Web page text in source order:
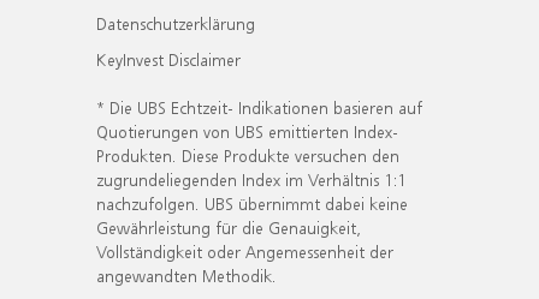
Datenschutzerklärung
KeyInvest Disclaimer
* Die UBS Echtzeit- Indikationen basieren auf
Quotierungen von UBS emittierten Index-
Produkten. Diese Produkte versuchen den
zugrundeliegenden Index im Verhältnis 1:1
nachzufolgen. UBS übernimmt dabei keine
Gewährleistung für die Genauigkeit,
Vollständigkeit oder Angemessenheit der
angewandten Methodik.